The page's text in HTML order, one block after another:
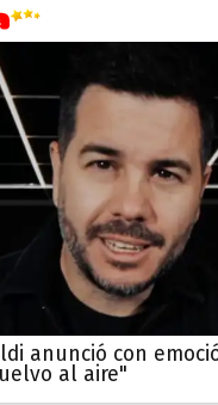
anunció con
al aire"